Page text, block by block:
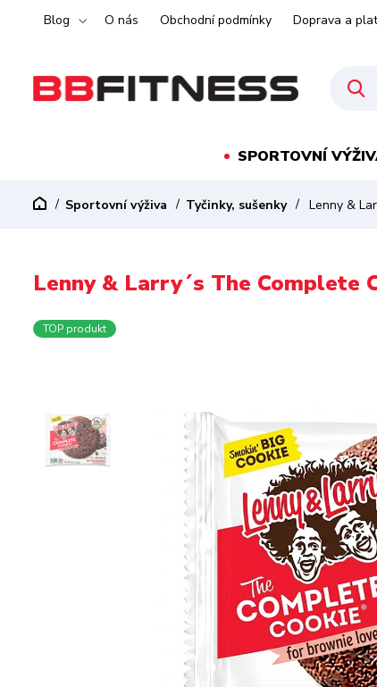
Blog O nás Obchodní podmínky Doprava a
SPORTOVNÍ
Sportovní výživa Tyčinky, sušenky Lenny &
Lenny & Larry´s The Complete
TOP produkt